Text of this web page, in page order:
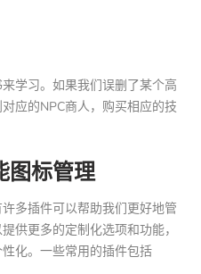
学习。如果我们误删了某个高
应的NPC商人，购买相应的技
图标管理
多插件可以帮助我们更好地管
供更多的定制化选项和功能，
化。一些常用的插件包括